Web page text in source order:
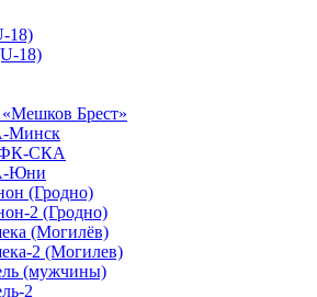
18)
18)
Брест»
Минск
СКА
Юни
(Гродно)
2 (Гродно)
(Могилёв)
2 (Могилев)
(мужчины)
2